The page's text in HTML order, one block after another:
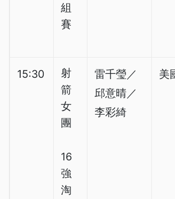
組
賽
15:30
射
箭
女
團
16
強
淘
雷千瑩／
邱意晴／
李彩綺
美